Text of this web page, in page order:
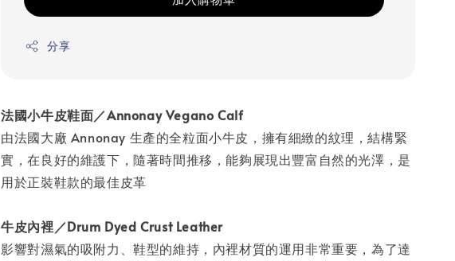
分享
法國小牛皮鞋面／Annonay Vegano Calf
由法國大廠 Annonay 生產的全粒面小牛皮，擁有細緻的紋理，結構緊
實，在良好的維護下，隨著時間推移，能夠展現出豐富自然的光澤，是
用於正裝鞋款的最佳皮革
牛皮內裡／Drum Dyed Crust Leather
影響對濕氣的吸附力、鞋型的維持，內裡材質的運用非常重要，為了達